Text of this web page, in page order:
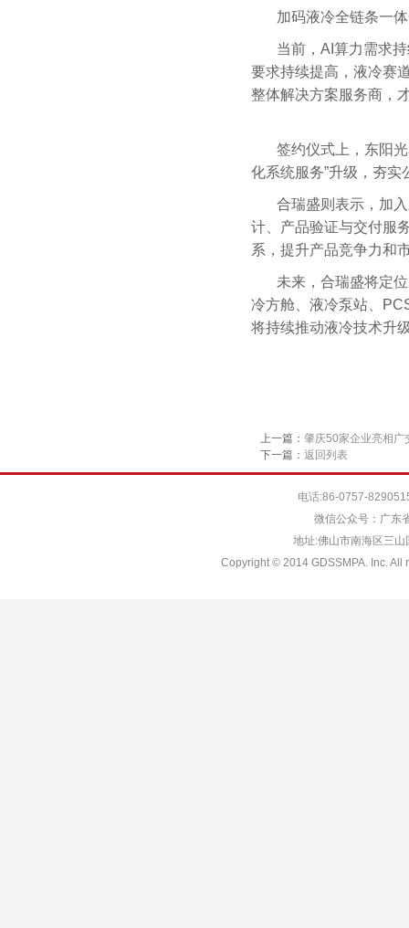
加码液冷全链条一
当前，AI算力需求
要求持续提高，液冷赛
整体解决方案服务商，
签约仪式上，东阳
化系统服务”升级，夯
合瑞盛则表示，加
计、产品验证与交付服
系，提升产品竞争力和
未来，合瑞盛将定
冷方舱、液冷泵站、
将持续推动液冷技术升
上一篇： 肇庆50家企业亮相广
下一篇： 返回列表
电话:86-0757-
微信公众号：广东
地址:佛山市南海区三
Copyright © 2014 GDSSMPA. Inc. All